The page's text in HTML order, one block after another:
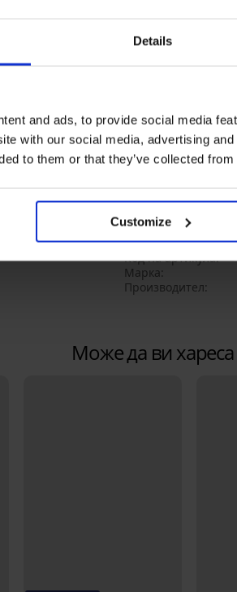
Details
and ads, to provide social media
with our social media, advertising
to them or that they’ve collected
Customize
Памучна пижама
къс ръкав е с
Закопчава се с
В колана е вшит
Без преден
Заден джоб
Крачолите
Материал
Код на артикула
Марка
Производител
Може да ви хареса